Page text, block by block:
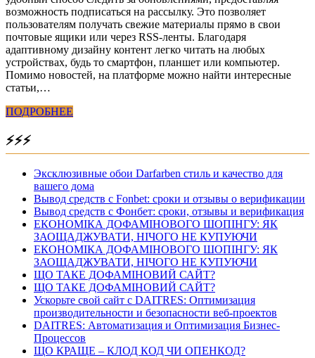
возможность подписаться на рассылку. Это позволяет
пользователям получать свежие материалы прямо в свои
почтовые ящики или через RSS-ленты. Благодаря
адаптивному дизайну контент легко читать на любых
устройствах, будь то смартфон, планшет или компьютер.
Помимо новостей, на платформе можно найти интересные
статьи,…
ПОДРОБНЕЕ
⚡⚡⚡
Эксклюзивные обои Darfarben стиль и качество для
вашего дома
Вывод средств с Fonbet: сроки и отзывы о верификации
Вывод средств с Фонбет: сроки, отзывы и верификация
ЕКОНОМІКА ДОФАМІНОВОГО ШОПІНГУ: ЯК
ЗАОЩАДЖУВАТИ, НІЧОГО НЕ КУПУЮЧИ
ЕКОНОМІКА ДОФАМІНОВОГО ШОПІНГУ: ЯК
ЗАОЩАДЖУВАТИ, НІЧОГО НЕ КУПУЮЧИ
ЩО ТАКЕ ДОФАМІНОВИЙ САЙТ?
ЩО ТАКЕ ДОФАМІНОВИЙ САЙТ?
Ускорьте свой сайт с DAITRES: Оптимизация
производительности и безопасности веб-проектов
DAITRES: Автоматизация и Оптимизация Бизнес-
Процессов
ЩО КРАЩЕ – КЛОД КОД ЧИ ОПЕНКОД?